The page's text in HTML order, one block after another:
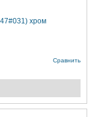
хром
Сравнить